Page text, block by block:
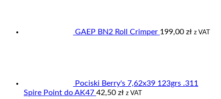
GAEP BN2 Roll Crimper 199,00 zł z VAT
Pociski Berry's 7,62x39 123grs .311
Spire Point do AK47 42,50 zł z VAT